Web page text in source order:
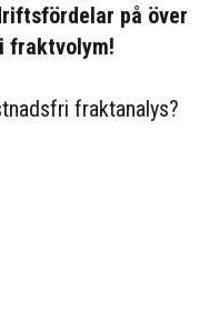
på över
fraktvolym!
fraktanalys?